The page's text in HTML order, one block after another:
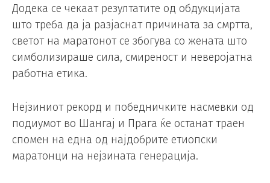
Додека се чекаат резултатите од обдукцијата
што треба да ја разјаснат причината за смртта,
светот на маратонот се збогува со жената што
симболизираше сила, смиреност и неверојатна
работна етика.
Нејзиниот рекорд и победничките насмевки од
подиумот во Шангај и Прага ќе останат траен
спомен на една од најдобрите етиопски
маратонци на нејзината генерација.